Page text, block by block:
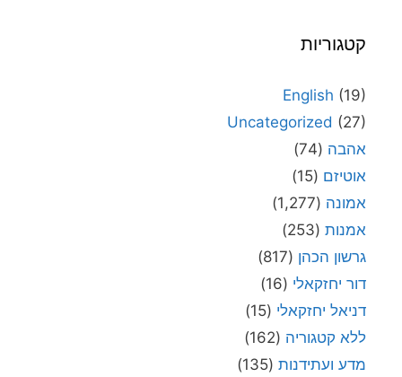
קטגוריות
English (19)
Uncategorized (27)
אהבה (74)
אוטיזם (15)
אמונה (1,277)
אמנות (253)
גרשון הכהן (817)
דור יחזקאלי (16)
דניאל יחזקאלי (15)
ללא קטגוריה (162)
מדע ועתידנות (135)